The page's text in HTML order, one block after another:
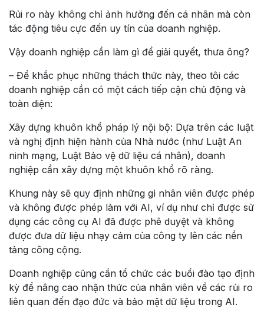
Rủi ro này không chỉ ảnh hưởng đến cá nhân mà còn
tác động tiêu cực đến uy tín của doanh nghiệp.
Vậy doanh nghiệp cần làm gì để giải quyết, thưa ông?
– Để khắc phục những thách thức này, theo tôi các
doanh nghiệp cần có một cách tiếp cận chủ động và
toàn diện:
Xây dựng khuôn khổ pháp lý nội bộ: Dựa trên các luật
và nghị định hiện hành của Nhà nước (như Luật An
ninh mạng, Luật Bảo vệ dữ liệu cá nhân), doanh
nghiệp cần xây dựng một khuôn khổ rõ ràng.
Khung này sẽ quy định những gì nhân viên được phép
và không được phép làm với AI, ví dụ như chỉ được sử
dụng các công cụ AI đã được phê duyệt và không
được đưa dữ liệu nhạy cảm của công ty lên các nền
tảng công cộng.
Doanh nghiệp cũng cần tổ chức các buổi đào tạo định
kỳ để nâng cao nhận thức của nhân viên về các rủi ro
liên quan đến đạo đức và bảo mật dữ liệu trong AI.